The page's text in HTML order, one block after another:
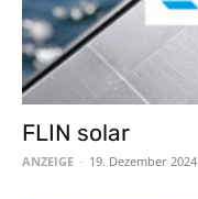
FLIN solar
ANZEIGE - 19. Dezember 2024